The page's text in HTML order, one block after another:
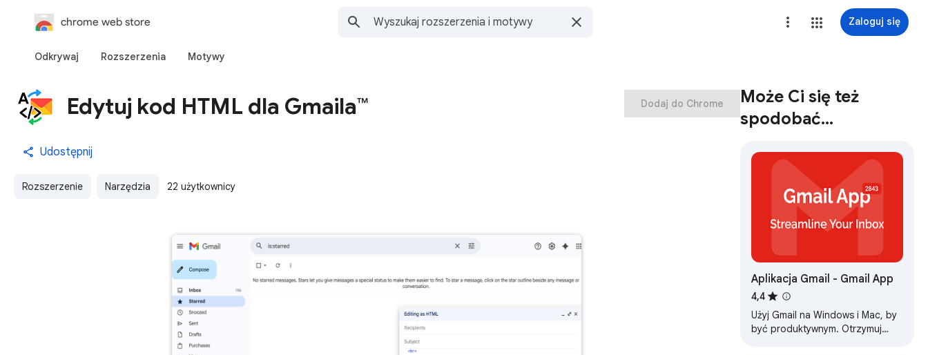
chrome web store Zaloguj się
Odkrywaj Rozszerzenia Motywy
Edytuj kod HTML dla Gmaila™
Udostępnij
Rozszerzenie Narzędzia 22 użytkownicy
Dodaj do Chrome
Może Ci się też
spodobać…
Aplikacja Gmail - Gmail App
4,4
Użyj Gmail na Windows i Mac, by
być produktywnym. Otrzymuj